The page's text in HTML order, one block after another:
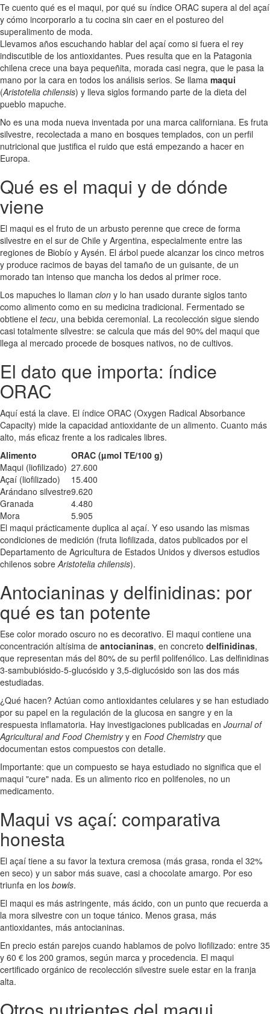
Te cuento qué es el maqui, por qué su índice ORAC supera al del açaí
y cómo incorporarlo a tu cocina sin caer en el postureo del
superalimento de moda.
Llevamos años escuchando hablar del açaí como si fuera el rey
indiscutible de los antioxidantes. Pues resulta que en la Patagonia
chilena crece una baya pequeñita, morada casi negra, que le pasa la
mano por la cara en todos los análisis serios. Se llama maqui
(Aristotelia chilensis) y lleva siglos formando parte de la dieta del
pueblo mapuche.
No es una moda nueva inventada por una marca californiana. Es fruta
silvestre, recolectada a mano en bosques templados, con un perfil
nutricional que justifica el ruido que está empezando a hacer en
Europa.
Qué es el maqui y de dónde
viene
El maqui es el fruto de un arbusto perenne que crece de forma
silvestre en el sur de Chile y Argentina, especialmente entre las
regiones de Biobío y Aysén. El árbol puede alcanzar los cinco metros
y produce racimos de bayas del tamaño de un guisante, de un
morado tan intenso que mancha los dedos al primer roce.
Los mapuches lo llaman clon y lo han usado durante siglos tanto
como alimento como en su medicina tradicional. Fermentado se
obtiene el tecu, una bebida ceremonial. La recolección sigue siendo
casi totalmente silvestre: se calcula que más del 90% del maqui que
llega al mercado procede de bosques nativos, no de cultivos.
El dato que importa: índice
ORAC
Aquí está la clave. El índice ORAC (Oxygen Radical Absorbance
Capacity) mide la capacidad antioxidante de un alimento. Cuanto más
alto, más eficaz frente a los radicales libres.
Alimento
ORAC (µmol TE/100 g)
Maqui (liofilizado) 27.600
Açaí (liofilizado)
15.400
Arándano silvestre9.620
Granada
4.480
Mora
5.905
El maqui prácticamente duplica al açaí. Y eso usando las mismas
condiciones de medición (fruta liofilizada, datos publicados por el
Departamento de Agricultura de Estados Unidos y diversos estudios
chilenos sobre Aristotelia chilensis).
Antocianinas y delfinidinas: por
qué es tan potente
Ese color morado oscuro no es decorativo. El maqui contiene una
concentración altísima de antocianinas, en concreto delfinidinas,
que representan más del 80% de su perfil polifenólico. Las delfinidinas
3-sambubiósido-5-glucósido y 3,5-diglucósido son las dos más
estudiadas.
¿Qué hacen? Actúan como antioxidantes celulares y se han estudiado
por su papel en la regulación de la glucosa en sangre y en la
respuesta inflamatoria. Hay investigaciones publicadas en Journal of
Agricultural and Food Chemistryy en Food Chemistryque
documentan estos compuestos con detalle.
Importante: que un compuesto se haya estudiado no significa que el
maqui "cure" nada. Es un alimento rico en polifenoles, no un
medicamento.
Maqui vs açaí: comparativa
honesta
El açaí tiene a su favor la textura cremosa (más grasa, ronda el 32%
en seco) y un sabor más suave, casi a chocolate amargo. Por eso
triunfa en los bowls.
El maqui es más astringente, más ácido, con un punto que recuerda a
la mora silvestre con un toque tánico. Menos grasa, más
antioxidantes, más antocianinas.
En precio están parejos cuando hablamos de polvo liofilizado: entre 35
y 60 € los 200 gramos, según marca y procedencia. El maqui
certificado orgánico de recolección silvestre suele estar en la franja
alta.